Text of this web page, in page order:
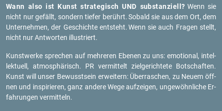
Wann also ist Kunst stra­te­gisch UND sub­stan­zi­ell? Wenn sie
nicht nur ge­fällt, son­dern tie­fer be­rührt. So­bald sie aus dem Ort, dem
Un­ter­neh­men, der Ge­schich­te ent­steht. Wenn sie auch Fra­gen stellt,
nicht nur Ant­wor­ten il­lus­triert.
Kunst­wer­ke spre­chen auf meh­re­ren Ebe­nen zu uns: emo­tio­nal, in­tel­
lek­tu­ell, at­mo­sphä­risch. PR ver­mit­telt ziel­ge­rich­te­te Bot­schaf­ten.
Kunst will unser Be­wusst­sein er­wei­tern: Über­ra­schen, zu Neuem öff­
nen und in­spi­rie­ren, ganz an­de­re Wege auf­zei­gen, un­ge­wöhn­li­che Er­
fah­run­gen ver­mit­teln.